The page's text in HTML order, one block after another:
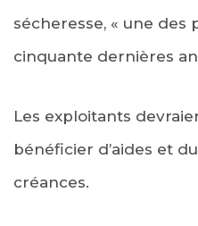
sécheresse, « une des
cinquante dernières
Les exploitants
bénéficier d’aides et
créances.